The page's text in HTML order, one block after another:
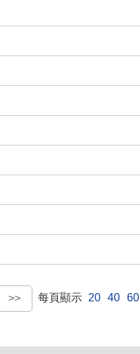
>> 每頁顯示 20 40 60